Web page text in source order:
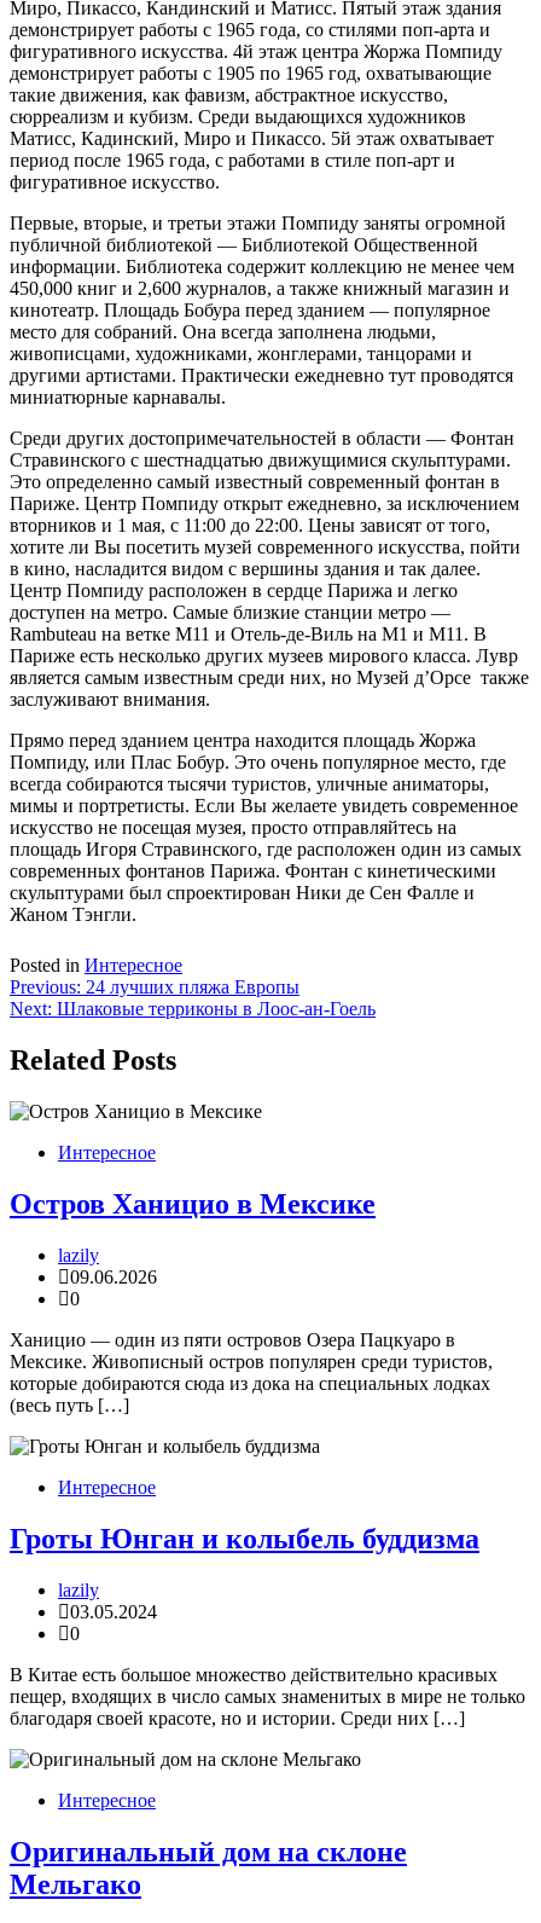
Миро, Пикассо, Кандинский и Матисс. Пятый этаж здания
демонстрирует работы с 1965 года, со стилями поп-арта и
фигуративного искусства. 4й этаж центра Жоржа Помпиду
демонстрирует работы с 1905 по 1965 год, охватывающие
такие движения, как фавизм, абстрактное искусство,
сюрреализм и кубизм. Среди выдающихся художников
Матисс, Кадинский, Миро и Пикассо. 5й этаж охватывает
период после 1965 года, с работами в стиле поп-арт и
фигуративное искусство.
Первые, вторые, и третьи этажи Помпиду заняты огромной
публичной библиотекой — Библиотекой Общественной
информации. Библиотека содержит коллекцию не менее чем
450,000 книг и 2,600 журналов, а также книжный магазин и
кинотеатр. Площадь Бобура перед зданием — популярное
место для собраний. Она всегда заполнена людьми,
живописцами, художниками, жонглерами, танцорами и
другими артистами. Практически ежедневно тут проводятся
миниатюрные карнавалы.
Среди других достопримечательностей в области — Фонтан
Стравинского с шестнадцатью движущимися скульптурами.
Это определенно самый известный современный фонтан в
Париже. Центр Помпиду открыт ежедневно, за исключением
вторников и 1 мая, с 11:00 до 22:00. Цены зависят от того,
хотите ли Вы посетить музей современного искусства, пойти
в кино, насладится видом с вершины здания и так далее.
Центр Помпиду расположен в сердце Парижа и легко
доступен на метро. Самые близкие станции метро —
Rambuteau на ветке M11 и Отель-де-Виль на M1 и M11. В
Париже есть несколько других музеев мирового класса. Лувр
является самым известным среди них, но Музей д’Орсе также
заслуживают внимания.
Прямо перед зданием центра находится площадь Жоржа
Помпиду, или Плас Бобур. Это очень популярное место, где
всегда собираются тысячи туристов, уличные аниматоры,
мимы и портретисты. Если Вы желаете увидеть современное
искусство не посещая музея, просто отправляйтесь на
площадь Игоря Стравинского, где расположен один из самых
современных фонтанов Парижа. Фонтан с кинетическими
скульптурами был спроектирован Ники де Сен Фалле и
Жаном Тэнгли.
Posted in Интересное
Навигация
по
записям
Previous: 24 лучших пляжа Европы
Next: Шлаковые терриконы в Лоос-ан-Гоель
Related Posts
Интересное
Остров Ханицио в Мексике
lazily
09.06.2026
0
Ханицио — один из пяти островов Озера Пацкуаро в
Мексике. Живописный остров популярен среди туристов,
которые добираются сюда из дока на специальных лодках
(весь путь […]
Интересное
Гроты Юнган и колыбель буддизма
lazily
03.05.2024
0
В Китае есть большое множество действительно красивых
пещер, входящих в число самых знаменитых в мире не только
благодаря своей красоте, но и истории. Среди них […]
Интересное
Оригинальный дом на склоне
Мельгако